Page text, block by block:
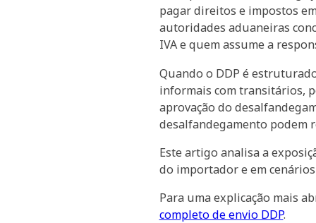
pagar direitos e impostos
autoridades aduaneiras
IVA e quem assume a
Quando o DDP é
informais com transitários,
aprovação do
desalfandegamento podem
Este artigo analisa a
do importador e em
Para uma explicação mais
completo de envio DDP.